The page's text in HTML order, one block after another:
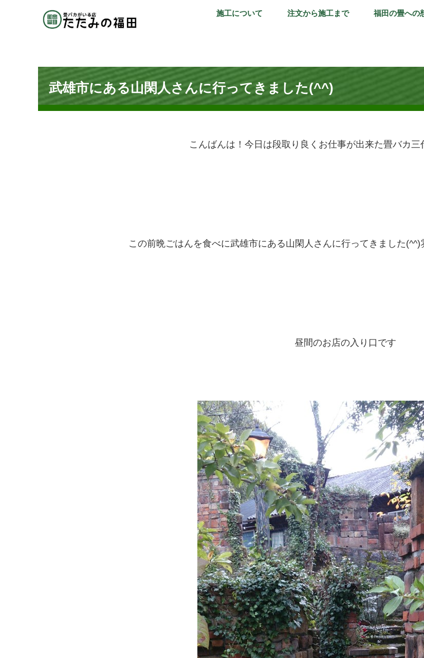
施工について 注文から施工まで 福田の畳への
武雄市にある山閑人さんに行ってきました(^^)
こんばんは！今日は段取り良くお仕事が出来た畳バカ三
この前晩ごはんを食べに武雄市にある山閑人さんに行ってきました
昼間のお店の入り口です